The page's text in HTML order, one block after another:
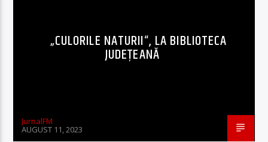
„CULORILE NATURII“, LA BIBLIOTECA
JUDEȚEANĂ
JurnalFM
AUGUST 11, 2023